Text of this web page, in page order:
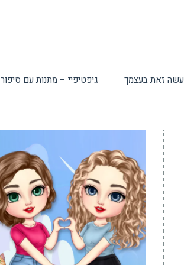
עשה זאת בעצמך גיפטיפיי – מתנות עם סיפור